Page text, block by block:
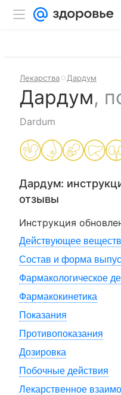
Лекарства Дардум
Дардум,
Dardum
Дардум:
отзывы
Инструкция
Действующее
Состав и форма
Фармакологическое
Фармакокинетика
Показания
Противопоказания
Дозировка
Побочные действия
Лекарственное